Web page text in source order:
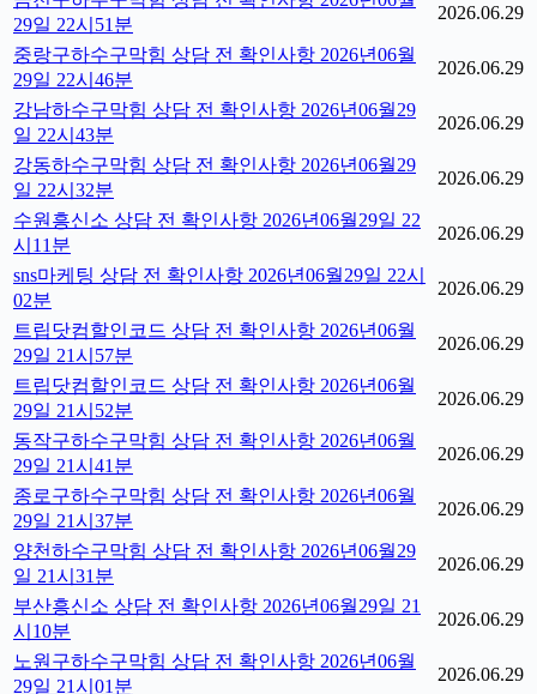
29일 22시51분
2026.06.29
중랑구하수구막힘 상담 전 확인사항 2026년06월
29일 22시46분
2026.06.29
강남하수구막힘 상담 전 확인사항 2026년06월29
일 22시43분
2026.06.29
강동하수구막힘 상담 전 확인사항 2026년06월29
일 22시32분
2026.06.29
수원흥신소 상담 전 확인사항 2026년06월29일 22
시11분
2026.06.29
sns마케팅 상담 전 확인사항 2026년06월29일 22시
02분
2026.06.29
트립닷컴할인코드 상담 전 확인사항 2026년06월
29일 21시57분
2026.06.29
트립닷컴할인코드 상담 전 확인사항 2026년06월
29일 21시52분
2026.06.29
동작구하수구막힘 상담 전 확인사항 2026년06월
29일 21시41분
2026.06.29
종로구하수구막힘 상담 전 확인사항 2026년06월
29일 21시37분
2026.06.29
양천하수구막힘 상담 전 확인사항 2026년06월29
일 21시31분
2026.06.29
부산흥신소 상담 전 확인사항 2026년06월29일 21
시10분
2026.06.29
노원구하수구막힘 상담 전 확인사항 2026년06월
29일 21시01분
2026.06.29